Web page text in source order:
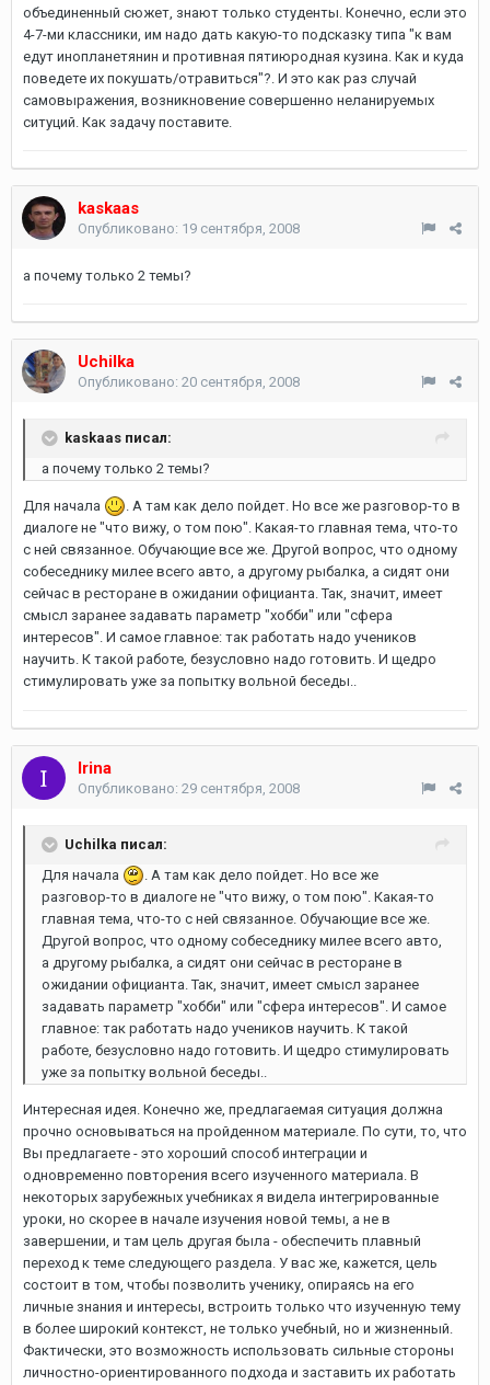
объединенный сюжет, знают только студенты. Конечно, если это
4-7-ми классники, им надо дать какую-то подсказку типа "к вам
едут инопланетянин и противная пятиюродная кузина. Как и куда
поведете их покушать/отравиться"?. И это как раз случай
самовыражения, возникновение совершенно неланируемых
ситуций. Как задачу поставите.
kaskaas
Опубликовано: 19 сентября, 2008
а почему только 2 темы?
Uchilka
Опубликовано: 20 сентября, 2008
kaskaas писал:
а почему только 2 темы?
Для начала
. А там как дело пойдет. Но все же разговор-то в
диалоге не "что вижу, о том пою". Какая-то главная тема, что-то
с ней связанное. Обучающие все же. Другой вопрос, что одному
собеседнику милее всего авто, а другому рыбалка, а сидят они
сейчас в ресторане в ожидании официанта. Так, значит, имеет
смысл заранее задавать параметр "хобби" или "сфера
интересов". И самое главное: так работать надо учеников
научить. К такой работе, безусловно надо готовить. И щедро
стимулировать уже за попытку вольной беседы..
Irina
Опубликовано: 29 сентября, 2008
Uchilka писал:
Для начала
. А там как дело пойдет. Но все же
разговор-то в диалоге не "что вижу, о том пою". Какая-то
главная тема, что-то с ней связанное. Обучающие все же.
Другой вопрос, что одному собеседнику милее всего авто,
а другому рыбалка, а сидят они сейчас в ресторане в
ожидании официанта. Так, значит, имеет смысл заранее
задавать параметр "хобби" или "сфера интересов". И самое
главное: так работать надо учеников научить. К такой
работе, безусловно надо готовить. И щедро стимулировать
уже за попытку вольной беседы..
Интересная идея. Конечно же, предлагаемая ситуация должна
прочно основываться на пройденном материале. По сути, то, что
Вы предлагаете - это хороший способ интеграции и
одновременно повторения всего изученного материала. В
некоторых зарубежных учебниках я видела интегрированные
уроки, но скорее в начале изучения новой темы, а не в
завершении, и там цель другая была - обеспечить плавный
переход к теме следующего раздела. У вас же, кажется, цель
состоит в том, чтобы позволить ученику, опираясь на его
личные знания и интересы, встроить только что изученную тему
в более широкий контекст, не только учебный, но и жизненный.
Фактически, это возможность использовать сильные стороны
личностно-ориентированного подхода и заставить их работать